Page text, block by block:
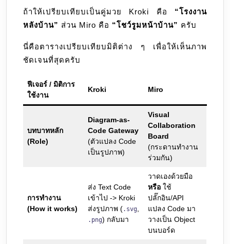
ถ้าให้เปรียบเทียบเป็นคู่มวย Kroki คือ “โรงงาน
หลังบ้าน” ส่วน Miro คือ “โชว์รูมหน้าบ้าน” ครับ
นี่คือตารางเปรียบเทียบมิติต่าง ๆ เพื่อให้เห็นภาพ
ชัดเจนที่สุดครับ
ฟีเจอร์ / มิติการ
ใช้งาน
Kroki Miro
บทบาทหลัก
(Role)
Diagram-as-
Code Gateway
(ตัวแปลง Code
เป็นรูปภาพ)
Visual
Collaboration
Board
(กระดานทำงาน
ร่วมกัน)
การทำงาน
(How it works)
ส่ง Text Code
เข้าไป -> Kroki
ส่งรูปภาพ (.svg,
.png) กลับมา
วาดเองด้วยมือ
หรือ ใช้
ปลั๊กอิน/API
แปลง Code มา
วางเป็น Object
บนบอร์ด